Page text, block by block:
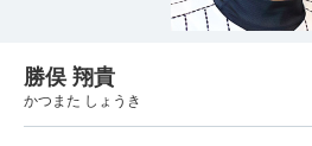
勝俣 翔貴
かつまた しょうき